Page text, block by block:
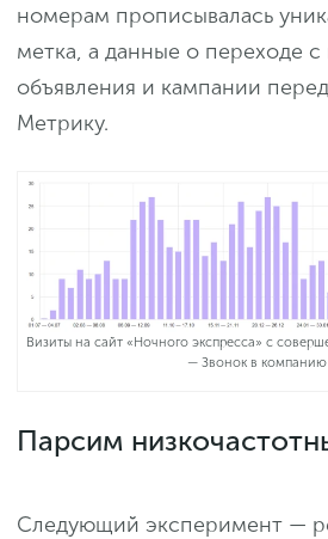
номерам прописывалась
метка, а данные о переходе с
объявления и кампании
Метрику.
Визиты на сайт «Ночного экспресса» с
— Звонок в компанию
Парсим
Следующий эксперимент —